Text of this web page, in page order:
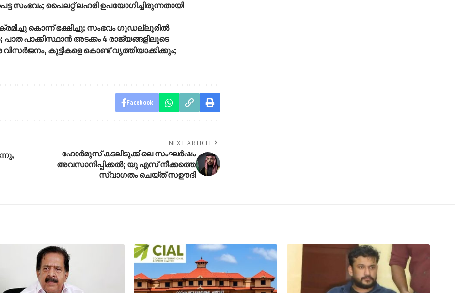
സംഭവം; പൈലറ്റ് ലഹരി ഉപയോഗിച്ചിരുന്നതായി
കൊന്ന് ഭക്ഷിച്ചു; സംഭവം ഗൂഡല്ലൂരില്‍
പാക്കിസ്ഥാൻ അടക്കം 4 രാജ്യങ്ങളിലൂടെ
കുട്ടികളെ കൊണ്ട് വൃത്തിയാക്കിക്കും;
Facebook
NEXT ARTICLE
ഹോര്‍മുസ് കടലിടുക്കിലെ സംഘര്‍ഷം
അവസാനിപ്പിക്കല്‍; യു എസ് നീക്കത്തെ
സ്വാഗതം ചെയ്ത് സഊദി